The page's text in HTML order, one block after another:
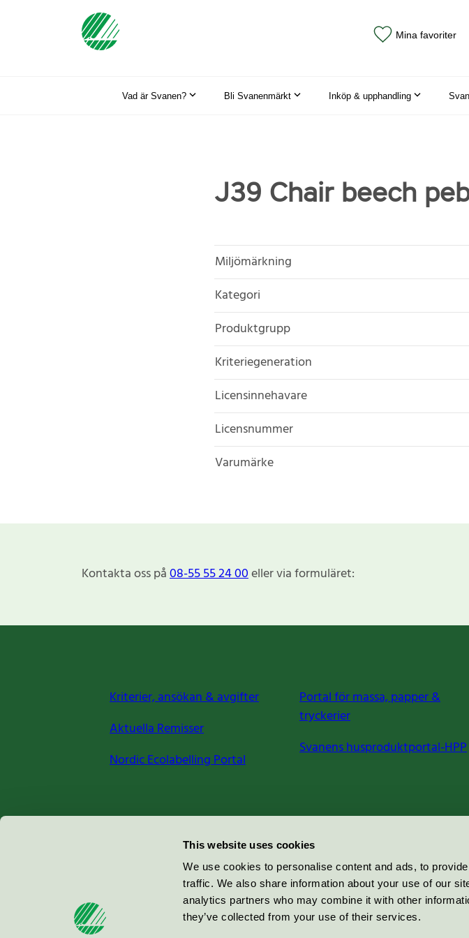
This website uses cookies
We use cookies to personalise content and ads, to
traffic. We also share information about your use of our
analytics partners who may combine it with other
they’ve collected from your use of their services.
Mina favoriter
Vad är Svanen? Bli Svanenmärkt Inköp & upphandling
J39 Chair beech
Miljömärkning
Kategori
Produktgrupp
Kriteriegeneration
Licensinnehavare
Licensnummer
Varumärke
Kontakta oss på08-55 55 24 00eller via formuläret:
Kriterier, ansökan & avgifter
Aktuella Remisser
Nordic Ecolabelling Portal
Portal för massa, papper &
tryckerier
Svanens husproduktportal-HPP
Miljömärkning Sverige AB
100 64